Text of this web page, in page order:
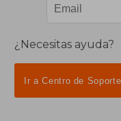
¿Necesitas ayuda?
Ir a Centro de Soporte